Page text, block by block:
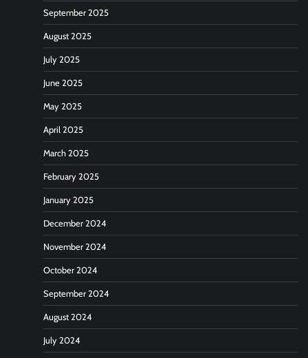
September 2025
August 2025
July 2025
June 2025
May 2025
April 2025
March 2025
February 2025
January 2025
December 2024
November 2024
October 2024
September 2024
August 2024
July 2024